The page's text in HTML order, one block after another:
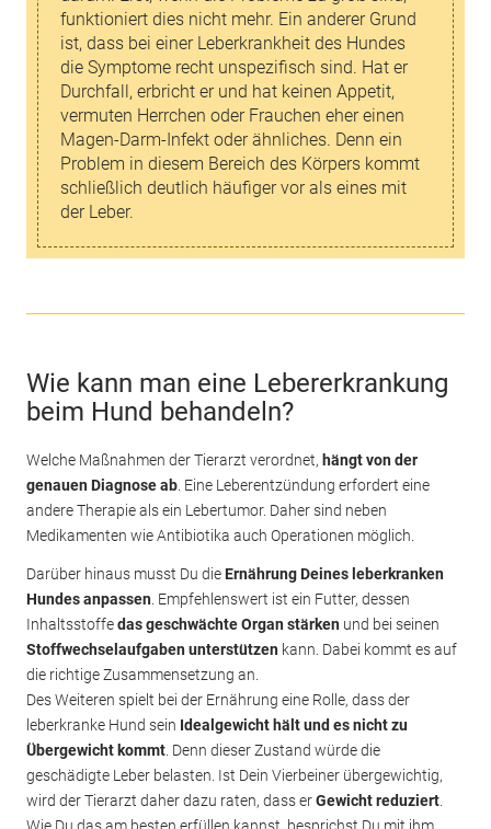
funktioniert dies nicht mehr. Ein anderer Grund
ist, dass bei einer Leberkrankheit des Hundes
die Symptome recht unspezifisch sind. Hat er
Durchfall, erbricht er und hat keinen Appetit,
vermuten Herrchen oder Frauchen eher einen
Magen-Darm-Infekt oder ähnliches. Denn ein
Problem in diesem Bereich des Körpers kommt
schließlich deutlich häufiger vor als eines mit
der Leber.
Wie kann man eine Lebererkrankung
beim Hund behandeln?
Welche Maßnahmen der Tierarzt verordnet, hängt von der
genauen Diagnose ab . Eine Leberentzündung erfordert eine
andere Therapie als ein Lebertumor. Daher sind neben
Medikamenten wie Antibiotika auch Operationen möglich.
Darüber hinaus musst Du dieErnährung Deines leberkranken
Hundes anpassen . Empfehlenswert ist ein Futter, dessen
Inhaltsstoffedas geschwächte Organ stärken und bei seinen
Stoffwechselaufgaben unterstützen kann. Dabei kommt es auf
die richtige Zusammensetzung an.
Des Weiteren spielt bei der Ernährung eine Rolle, dass der
leberkranke Hund sein Idealgewicht hält und es nicht zu
Übergewicht kommt . Denn dieser Zustand würde die
geschädigte Leber belasten. Ist Dein Vierbeiner übergewichtig,
wird der Tierarzt daher dazu raten, dass erGewicht reduziert
Wie Du das am besten erfüllen kannst, besprichst Du mit ihm.